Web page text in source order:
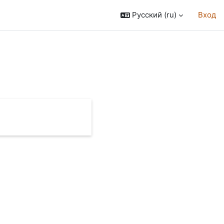
Русский ‎(ru)‎ Вход